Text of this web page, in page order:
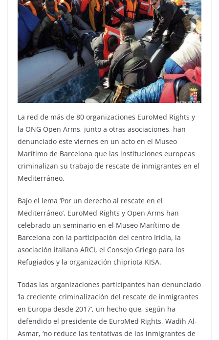
La red de más de 80 organizaciones EuroMed Rights y
la ONG Open Arms, junto a otras asociaciones, han
denunciado este viernes en un acto en el Museo
Marítimo de Barcelona que las instituciones europeas
criminalizan su trabajo de rescate de inmigrantes en el
Mediterráneo.
Bajo el lema ‘Por un derecho al rescate en el
Mediterráneo’, EuroMed Rights y Open Arms han
celebrado un seminario en el Museo Marítimo de
Barcelona con la participación del centro Irídia, la
asociación italiana ARCI, el Consejo Griego para los
Refugiados y la organización chipriota KISA.
Todas las organizaciones participantes han denunciado
‘la creciente criminalización del rescate de inmigrantes
en Europa desde 2017’, un hecho que, según ha
defendido el presidente de EuroMed Rights, Wadih Al-
Asmar, ‘no reduce las tentativas de los inmigrantes de